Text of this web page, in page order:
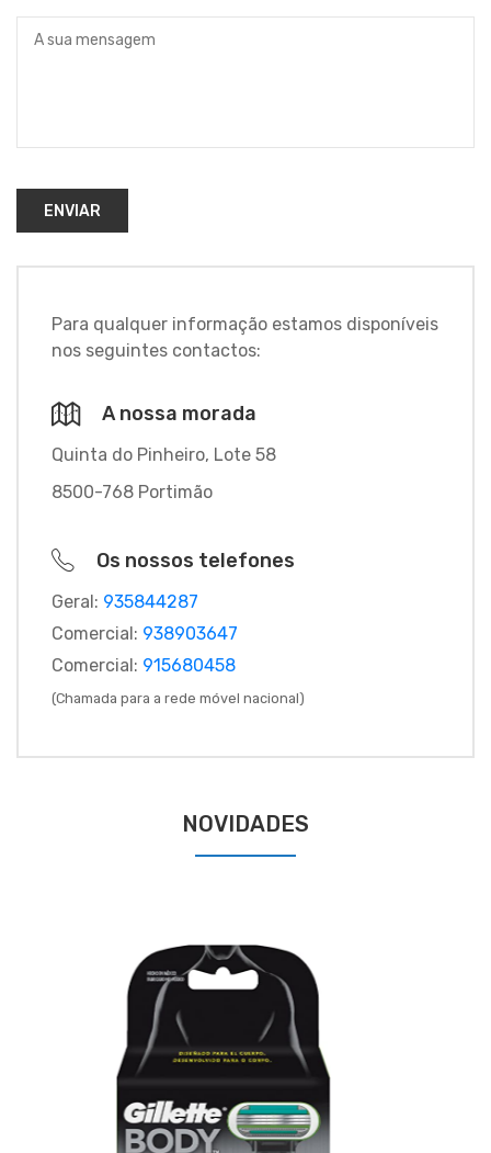
ENVIAR
Para qualquer informação estamos disponíveis
nos seguintes contactos:
A nossa morada
Quinta do Pinheiro, Lote 58
8500-768 Portimão
Os nossos telefones
Geral: 935844287
Comercial: 938903647
Comercial: 915680458
(Chamada para a rede móvel nacional)
NOVIDADES